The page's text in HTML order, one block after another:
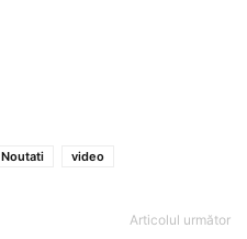
Noutati video
Articolul următor